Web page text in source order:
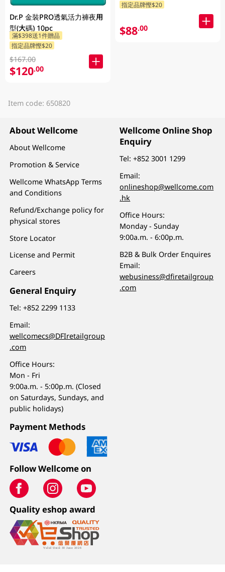
Dr.P 金裝PRO透氣活力褲夜用
型(大碼) 10pc
滿$398送1件贈品
指定品牌慳$20
$167.00
$120.00
指定品牌慳$20
$88.00
Item code: 650820
About Wellcome
About Wellcome
Promotion & Service
Wellcome WhatsApp Terms
and Conditions
Refund/Exchange policy for
physical stores
Store Locator
License and Permit
Careers
General Enquiry
Tel:+852 2299 1133
Email:
wellcomecs@DFIretailgroup
.com
Office Hours:
Mon - Fri
9:00a.m. - 5:00p.m. (Closed
on Saturdays, Sundays, and
public holidays)
Wellcome Online Shop
Enquiry
Tel:+852 3001 1299
Email:
onlineshop@wellcome.com
.hk
Office Hours:
Monday - Sunday
9:00a.m. - 6:00p.m.
B2B & Bulk Order Enquires
Email:
webusiness@dfiretailgroup
.com
Payment Methods
Follow Wellcome on
Quality eshop award